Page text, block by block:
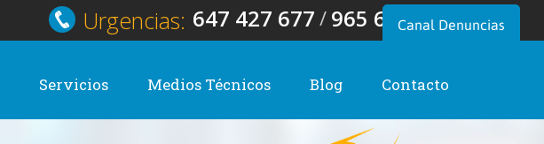
Urgencias: 647 427 677 / 965 656 668
Servicios Medios Técnicos Blog Contacto
Canal Denuncias